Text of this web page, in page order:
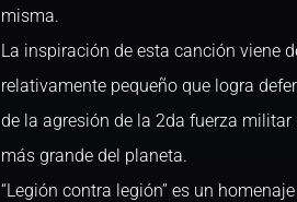
misma.
La inspiración de esta canción viene
relativamente pequeño que logra
de la agresión de la 2da fuerza
más grande del planeta.
“Legión contra legión” es un